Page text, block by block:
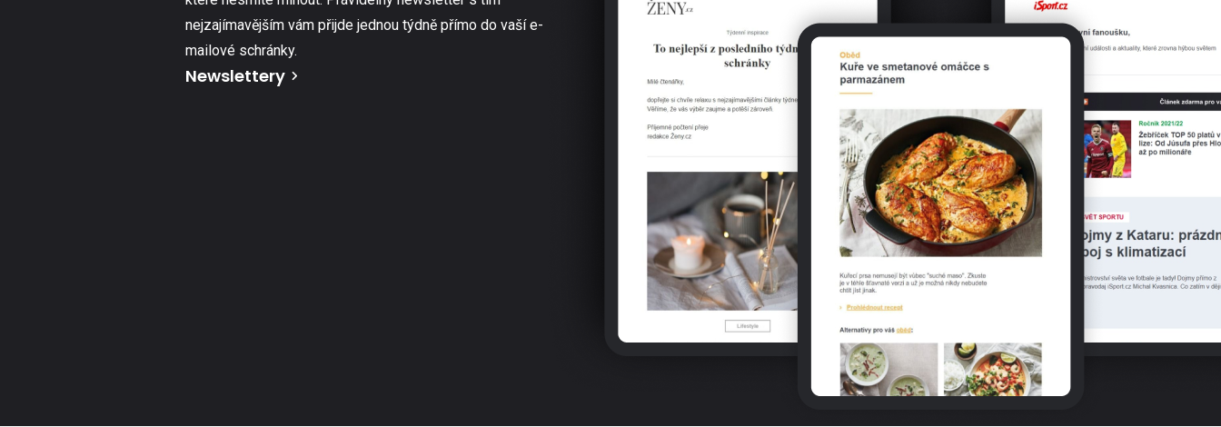
nejzajímavějším vám přijde jednou týdně přímo do vaší e-
mailové schránky.
Newslettery